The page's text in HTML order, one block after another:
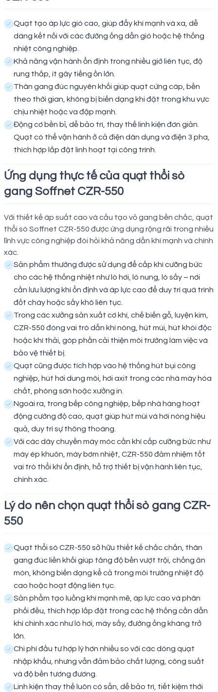
Quạt tạo áp lực gió cao, giúp đẩy khí mạnh và xa, dễ
dàng kết nối với các đường ống dẫn gió hoặc hệ thống
nhiệt công nghiệp.
Khả năng vận hành ổn định trong nhiều giờ liên tục, độ
rung thấp, ít gây tiếng ồn lớn.
Thân gang đúc nguyên khối giúp quạt cứng cáp, bền
theo thời gian, không bị biến dạng khi đặt trong khu vực
chịu nhiệt hoặc va đập mạnh.
Động cơ bền bỉ, dễ bảo trì, thay thế linh kiện đơn giản.
Quạt có thể vận hành ở cả điện dân dụng và điện 3 pha,
thích hợp lắp đặt linh hoạt tại công trình.
Ứng dụng thực tế của quạt thổi sò
gang Soffnet CZR-550
Với thiết kế áp suất cao và cấu tạo vỏ gang bền chắc, quạt
thổi sò Soffnet CZR-550 được ứng dụng rộng rãi trong nhiều
lĩnh vực công nghiệp đòi hỏi khả năng dẫn khí mạnh và chính
xác.
Sản phẩm thường được sử dụng để cấp khí cưỡng bức
cho các hệ thống nhiệt như lò hơi, lò nung, lò sấy – nơi
cần lưu lượng khí ổn định và áp lực cao để duy trì quá trình
đốt cháy hoặc sấy khô liên tục.
Trong các xưởng sản xuất cơ khí, chế biến gỗ, luyện kim,
CZR-550 đóng vai trò dẫn khí nóng, hút mùi, hút khói độc
hoặc khí thải, góp phần cải thiện môi trường làm việc và
bảo vệ thiết bị.
Quạt cũng được tích hợp vào hệ thống hút bụi công
nghiệp, hút hơi dung môi, hơi axit trong các nhà máy hóa
chất, phòng sơn hoặc xưởng in.
Ngoài ra, trong bếp công nghiệp, bếp nhà hàng hoạt
động cường độ cao, quạt giúp hút mùi và hơi nóng hiệu
quả, duy trì sự thông thoáng.
Với các dây chuyền máy móc cần khí cấp cưỡng bức như
máy ép khuôn, máy bơm nhiệt, CZR-550 đảm nhiệm tốt
vai trò thổi khí ổn định, hỗ trợ thiết bị vận hành liên tục,
chính xác.
Lý do nên chọn quạt thổi sò gang CZR-
550
Quạt thổi sò CZR-550 sở hữu thiết kế chắc chắn, thân
gang đúc liền khối giúp tăng độ bền vượt trội, chống ăn
mòn, không biến dạng kể cả trong môi trường nhiệt độ
cao hoặc hoạt động liên tục.
Sản phẩm tạo luồng khí mạnh mẽ, áp lực cao và phân
phối đều, thích hợp lắp đặt trong các hệ thống cần dẫn
khí chính xác như lò hơi, máy sấy, đường ống kháng trở
lớn.
Chi phí đầu tư hợp lý hơn nhiều so với các dòng quạt
nhập khẩu, nhưng vẫn đảm bảo chất lượng, công suất
và độ bền tương đương.
Linh kiện thay thế luôn có sẵn, dễ bảo trì, tiết kiệm thời